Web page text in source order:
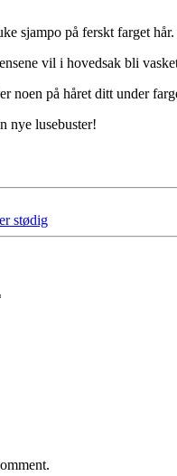
sjampo på ferskt farget
vil i hovedsak bli
på håret ditt under
nye lusebuster!
stødig